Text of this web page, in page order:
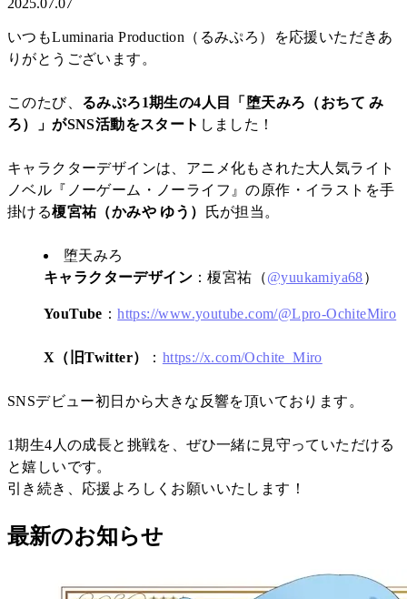
2025.07.07
いつもLuminaria Production（るみぷろ）を応援いただきあ
りがとうございます。
このたび、 るみぷろ1期生の4人目「堕天みろ（おちて み
ろ）」がSNS活動をスタート しました！
キャラクターデザインは、アニメ化もされた大人気ライト
ノベル『ノーゲーム・ノーライフ』の原作・イラストを手
掛ける榎宮祐（かみや ゆう） 氏が担当。
堕天みろ
キャラクターデザイン ：榎宮祐（@yuukamiya68）
YouTube ：https://www.youtube.com/@Lpro-OchiteMiro
X（旧Twitter） ： https://x.com/Ochite_Miro
SNSデビュー初日から大きな反響を頂いております。
1期生4人の成長と挑戦を、ぜひ一緒に見守っていただける
と嬉しいです。
引き続き、応援よろしくお願いいたします！
最新のお知らせ